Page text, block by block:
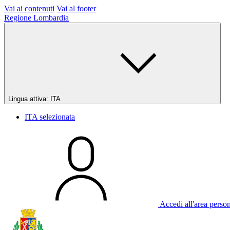
Vai ai contenuti Vai al footer
Regione Lombardia
Lingua attiva: ITA
ITA selezionata
Accedi all'area